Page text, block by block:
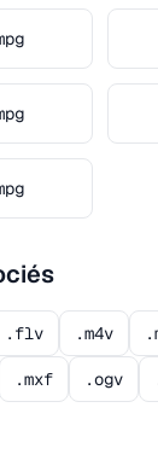
.flv .m4v
.mxf .ogv